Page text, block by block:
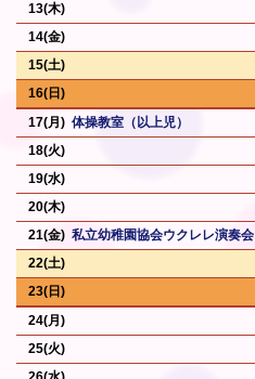
13
14
15
16
17
体操教室（以上児）
18
19
20
21
私立幼稚園協会ウクレレ演奏会
22
23
24
25